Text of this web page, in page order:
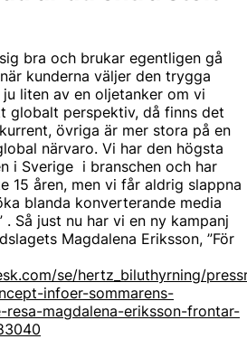
bra och brukar egentligen gå
kunderna väljer den trygga
liten av en oljetanker om vi
globalt perspektiv, då finns det
övriga är mer stora på en
närvaro. Vi har den högsta
i Sverige i branschen och har
15 åren, men vi får aldrig slappna
blanda konverterande media
. Så just nu har vi en ny kampanj
Magdalena Eriksson, ”För
se/hertz_biluthyrning/
infoer-sommarens-
resa-magdalena-eriksson-frontar-